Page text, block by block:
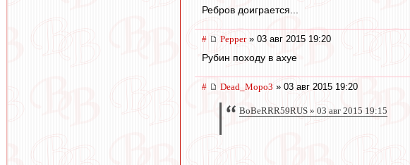
Ребров доиграется...
# Pepper» 03 авг 2015 19:20
Рубин походу в ахуе
# Dead_Mopo3 » 03 авг 2015 19:20
BoBeRRR59RUS » 03 авг 2015 19:15